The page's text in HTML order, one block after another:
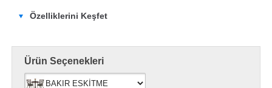
Özelliklerini Keşfet
Ürün Seçenekleri